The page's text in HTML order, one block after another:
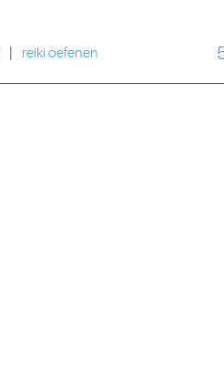
reiki oefenen